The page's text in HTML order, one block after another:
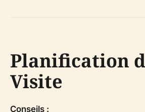
Planification
Visite
Conseils :